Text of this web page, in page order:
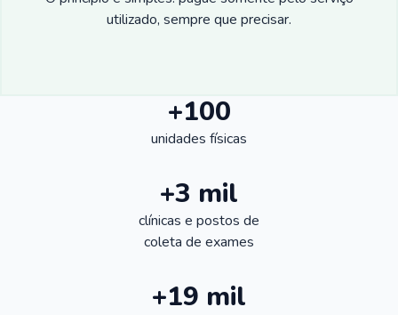
utilizado, sempre que precisar.
+100
unidades físicas
+3 mil
clínicas e postos de
coleta de exames
+19 mil